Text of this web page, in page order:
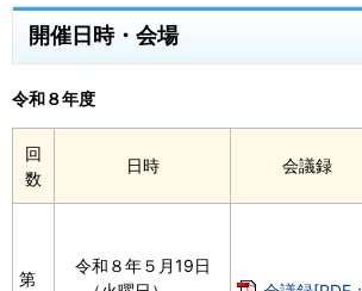
開催日時・会場
令和８年度
回
数
日時 会議録
第
令和８年５月19日